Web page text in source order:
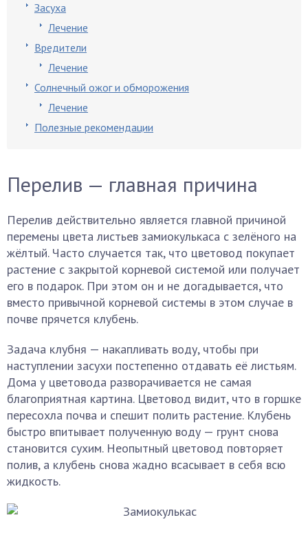
Засуха
Лечение
Вредители
Лечение
Солнечный ожог и обморожения
Лечение
Полезные рекомендации
Перелив — главная причина
Перелив действительно является главной причиной
перемены цвета листьев замиокулькаса с зелёного на
жёлтый. Часто случается так, что цветовод покупает
растение с закрытой корневой системой или получает
его в подарок. При этом он и не догадывается, что
вместо привычной корневой системы в этом случае в
почве прячется клубень.
Задача клубня — накапливать воду, чтобы при
наступлении засухи постепенно отдавать её листьям.
Дома у цветовода разворачивается не самая
благоприятная картина. Цветовод видит, что в горшке
пересохла почва и спешит полить растение. Клубень
быстро впитывает полученную воду — грунт снова
становится сухим. Неопытный цветовод повторяет
полив, а клубень снова жадно всасывает в себя всю
жидкость.